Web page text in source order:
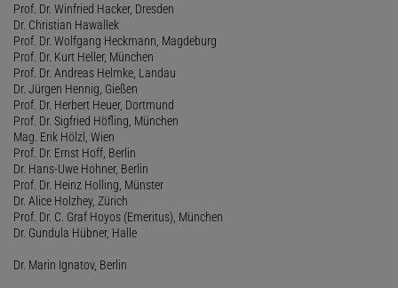
Prof. Dr. Winfried Hacker, Dresden
Dr. Christian Hawallek
Prof. Dr. Wolfgang Heckmann, Magdeburg
Prof. Dr. Kurt Heller, München
Prof. Dr. Andreas Helmke, Landau
Dr. Jürgen Hennig, Gießen
Prof. Dr. Herbert Heuer, Dortmund
Prof. Dr. Sigfried Höfling, München
Mag. Erik Hölzl, Wien
Prof. Dr. Ernst Hoff, Berlin
Dr. Hans-Uwe Hohner, Berlin
Prof. Dr. Heinz Holling, Münster
Dr. Alice Holzhey, Zürich
Prof. Dr. C. Graf Hoyos (Emeritus), München
Dr. Gundula Hübner, Halle
Dr. Marin Ignatov, Berlin